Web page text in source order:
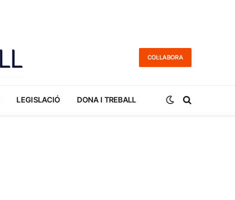
COL·LABORA
LEGISLACIÓ DONA I TREBALL